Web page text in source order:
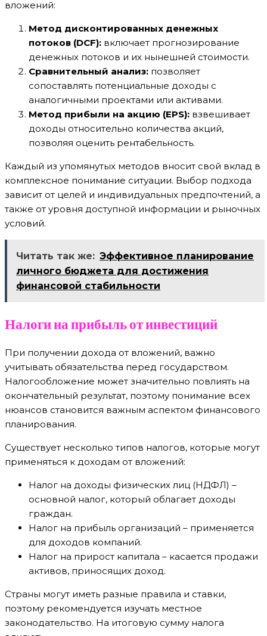
вложений:
Метод дисконтированных денежных
потоков (DCF): включает прогнозирование
денежных потоков и их нынешней стоимости.
Сравнительный анализ: позволяет
сопоставлять потенциальные доходы с
аналогичными проектами или активами.
Метод прибыли на акцию (EPS): взвешивает
доходы относительно количества акций,
позволяя оценить рентабельность.
Каждый из упомянутых методов вносит свой вклад в
комплексное понимание ситуации. Выбор подхода
зависит от целей и индивидуальных предпочтений, а
также от уровня доступной информации и рыночных
условий.
Читать так же: Эффективное планирование
личного бюджета для достижения
финансовой стабильности
Налоги на прибыль от инвестиций
При получении дохода от вложений, важно
учитывать обязательства перед государством.
Налогообложение может значительно повлиять на
окончательный результат, поэтому понимание всех
нюансов становится важным аспектом финансового
планирования.
Существует несколько типов налогов, которые могут
применяться к доходам от вложений:
Налог на доходы физических лиц (НДФЛ) –
основной налог, который облагает доходы
граждан.
Налог на прибыль организаций – применяется
для доходов компаний.
Налог на прирост капитала – касается продажи
активов, приносящих доход.
Страны могут иметь разные правила и ставки,
поэтому рекомендуется изучать местное
законодательство. На итоговую сумму налога